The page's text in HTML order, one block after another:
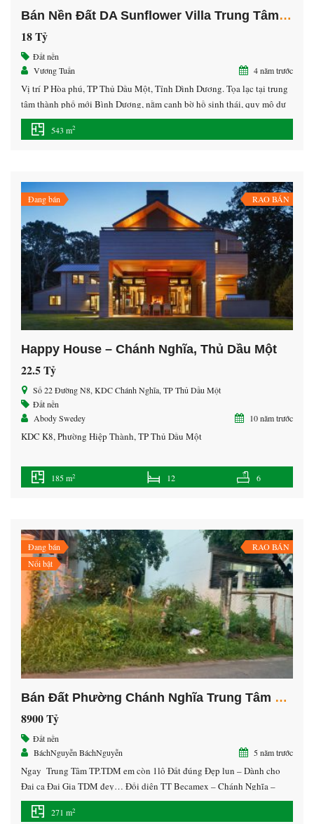
Bán Nền Đất DA Sunflower Villa Trung Tâm TP Mới Bình Dương
18 Tỷ
Đất nền
Vương Tuấn
4 năm trước
Vị trí P Hòa phú, TP Thủ Dầu Một, Tỉnh Dình Dương. Tọa lạc tại trung
tâm thành phố mới Bình Dương, nằm cạnh bờ hồ sinh thái, quy mô dự
án 73.465m2, tổng vốn đầu tư hơn 1.100 tỷ đồng, gồm 104 căn biệt thự
có diện tích đất từ 360m2 mỗi căn và khu […]
543 m2
Đang bán RAO BÁN
Happy House – Chánh Nghĩa, Thủ Dầu Một
22.5 Tỷ
Số 22 Đường N8, KDC Chánh Nghĩa, TP Thủ Dầu Một
Đất nền
Abody Swedey
10 năm trước
KDC K8, Phường Hiệp Thành, TP Thủ Dầu Một
185 m2 12 6
Đang bán
Nổi bật
RAO BÁN
Bán Đất Phường Chánh Nghĩa Trung Tâm TP.Thủ Dầu
8900 Tỷ
Đất nền
BáchNguyễn BáchNguyễn
5 năm trước
Ngay Trung Tâm TP.TDM em còn 1lô Đất đúng Đẹp lun – Dành cho
Đại ca Đại Gia TDM đey… Đối diện TT Becamex – Chánh Nghĩa –
đường Ngô Gia Tự DT: 7,5 x 29= 271m2 – Thổ cư 100m2 Giá thị
trường hiện tại 45tr/m2 – em chỉ bán 41tr/m2
271 m2